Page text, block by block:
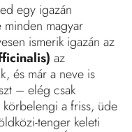
egy igazán
magyar
ismerik igazán az
az
és már a neve is
– elég csak
a friss, üde
tenger keleti